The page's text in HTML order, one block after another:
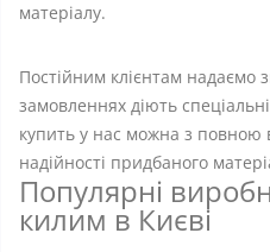
матеріалу.
Постійним клієнтам надаємо
замовленнях діють
купить у нас можна з повною
надійності придбаного
Популярні
килим в Києві